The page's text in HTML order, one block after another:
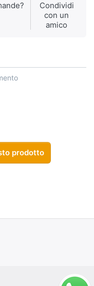
Condividi
con un
amico
prodotto